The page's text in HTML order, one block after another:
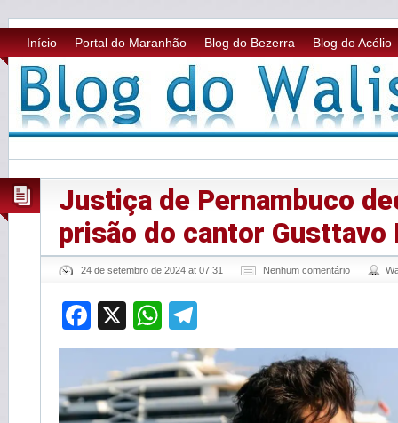
Início Portal do Maranhão Blog do Bezerra Blog do Acélio
Justiça de Pernambuco
prisão do cantor Gusttavo
24 de setembro de 2024 at 07:31 Nenhum comentário
Facebook
X WhatsApp